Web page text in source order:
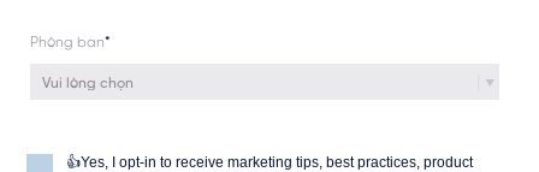
Phòng ban*
👍Yes, I opt-in to receive marketing tips, best practices, product